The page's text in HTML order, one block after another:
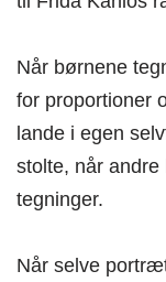
Når børnene
for proportioner
lande i egen
stolte, når
tegninger.
Når selve